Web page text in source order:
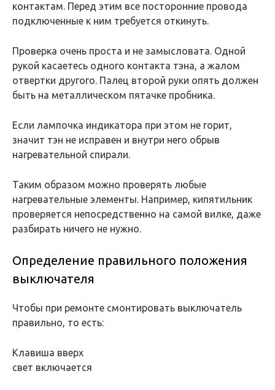
контактам. Перед этим все посторонние провода
подключенные к ним требуется откинуть.
Проверка очень проста и не замысловата. Одной
рукой касаетесь одного контакта тэна, а жалом
отвертки другого. Палец второй руки опять должен
быть на металлическом пятачке пробника.
Если лампочка индикатора при этом не горит,
значит тэн не исправен и внутри него обрыв
нагревательной спирали.
Таким образом можно проверять любые
нагревательные элементы. Например, кипятильник
проверяется непосредственно на самой вилке, даже
разбирать ничего не нужно.
Определение правильного положения
выключателя
Чтобы при ремонте смонтировать выключатель
правильно, то есть:
Клавиша вверх
свет включается